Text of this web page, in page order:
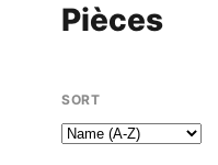
Pièces
SORT